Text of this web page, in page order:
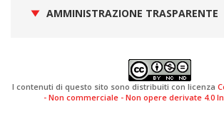
AMMINISTRAZIONE TRASPARENTE
I contenuti di questo sito sono distribuiti con licenza
- Non commerciale - Non opere derivate 4.0